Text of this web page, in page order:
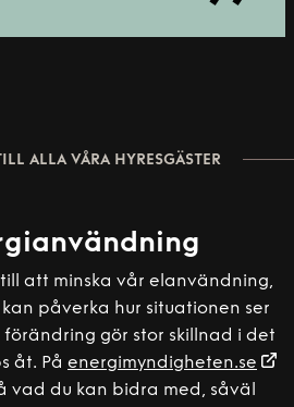
ALLA VÅRA HYRESGÄSTER
att minska vår elanvändning,
påverka hur situationen ser
förändring gör stor skillnad i det
åt. På energimyndigheten.se
vad du kan bidra med, såväl